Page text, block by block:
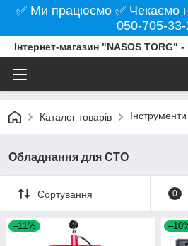
✅ Ми працюємо ✅ Чекаємо
050-705-
Інтернет-магазин "NASOS TORG"
Каталог товарів
Обладнання для СТО
Сортування 0
–11%